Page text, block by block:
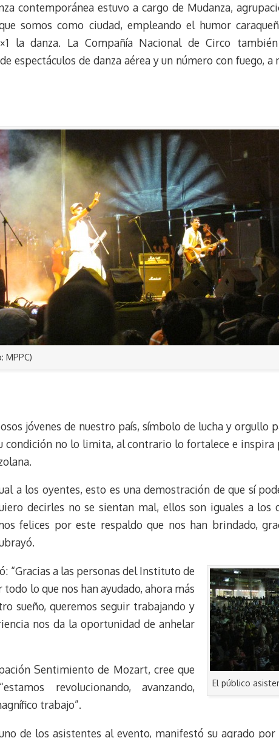
contemporánea estuvo a cargo de Mudanza,
somos como ciudad, empleando el humor
la danza. La Compañía Nacional de Circo
espectáculos de danza aérea y un número con fuego, a
MPPC)
jóvenes de nuestro país, símbolo de lucha y orgullo
condición no lo limita, al contrario lo fortalece e
a los oyentes, esto es una demostración de que sí
decirles no se sientan mal, ellos son iguales a los
felices por este respaldo que nos han brindado,
El público
“Gracias a las personas del Instituto de
lo que nos han ayudado, ahora más
sueño, queremos seguir trabajando y
nos da la oportunidad de anhelar
Sentimiento de Mozart, cree que
revolucionando, avanzando,
trabajo”.
de los asistentes al evento, manifestó su agrado